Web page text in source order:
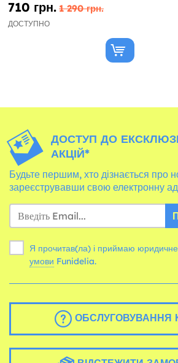
710 грн. 1 290 грн.
ДОСТУПНО
ДОСТУП ДО
АКЦІЙ*
Будьте першим, хто дізнається про
зареєструвавши свою електронну
Я прочитав(ла) і приймаю
умови Funidelia.
ОБСЛУГОВУВАННЯ